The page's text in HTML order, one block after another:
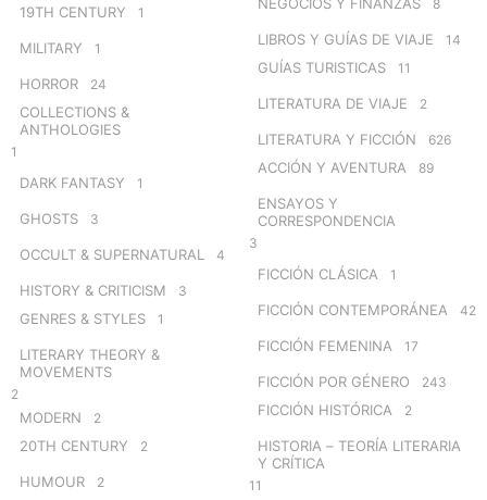
19TH CENTURY 1
MILITARY 1
HORROR 24
COLLECTIONS &
ANTHOLOGIES
1
DARK FANTASY 1
GHOSTS 3
OCCULT & SUPERNATURAL 4
HISTORY & CRITICISM 3
GENRES & STYLES 1
LITERARY THEORY &
MOVEMENTS
2
MODERN 2
20TH CENTURY 2
HUMOUR 2
NEGOCIOS Y FINANZAS 8
LIBROS Y GUÍAS DE VIAJE 14
GUÍAS TURISTICAS 11
LITERATURA DE VIAJE 2
LITERATURA Y FICCIÓN 626
ACCIÓN Y AVENTURA 89
ENSAYOS Y
CORRESPONDENCIA
3
FICCIÓN CLÁSICA 1
FICCIÓN CONTEMPORÁNEA 42
FICCIÓN FEMENINA 17
FICCIÓN POR GÉNERO 243
FICCIÓN HISTÓRICA 2
HISTORIA – TEORÍA LITERARIA
Y CRÍTICA
11